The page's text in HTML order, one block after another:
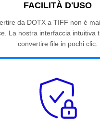
FACILITÀ D'USO
da DOTX a TIFF non è
La nostra interfaccia intuitiva
convertire file in pochi clic.